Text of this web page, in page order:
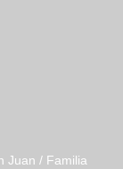
Juan / Familia